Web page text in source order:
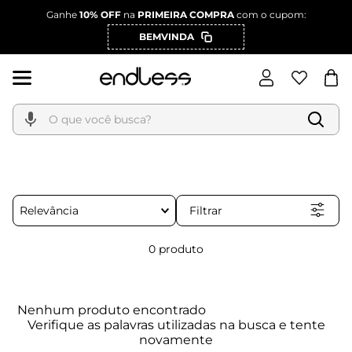
Ganhe 10% OFFna PRIMEIRA COMPRAcom o cupom:
BEMVINDA
O que você busca?
Relevância Filtrar
0 produto
Nenhum produto encontrado